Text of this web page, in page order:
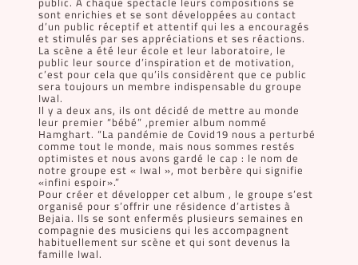
sont enrichies et se sont développées au contact
d’un public réceptif et attentif qui les a encouragés
et stimulés par ses appréciations et ses réactions.
La scène a été leur école et leur laboratoire, le
public leur source d’inspiration et de motivation,
c’est pour cela que qu’ils considèrent que ce public
sera toujours un membre indispensable du groupe
Iwal.
Il y a deux ans, ils ont décidé de mettre au monde
leur premier “bébé” ,premier album nommé
Hamghart. “La pandémie de Covid19 nous a perturbé
comme tout le monde, mais nous sommes restés
optimistes et nous avons gardé le cap : le nom de
notre groupe est « Iwal », mot berbère qui signifie
«infini espoir».”
Pour créer et développer cet album , le groupe s’est
organisé pour s’offrir une résidence d’artistes à
Bejaia. Ils se sont enfermés plusieurs semaines en
compagnie des musiciens qui les accompagnent
habituellement sur scène et qui sont devenus la
famille Iwal.